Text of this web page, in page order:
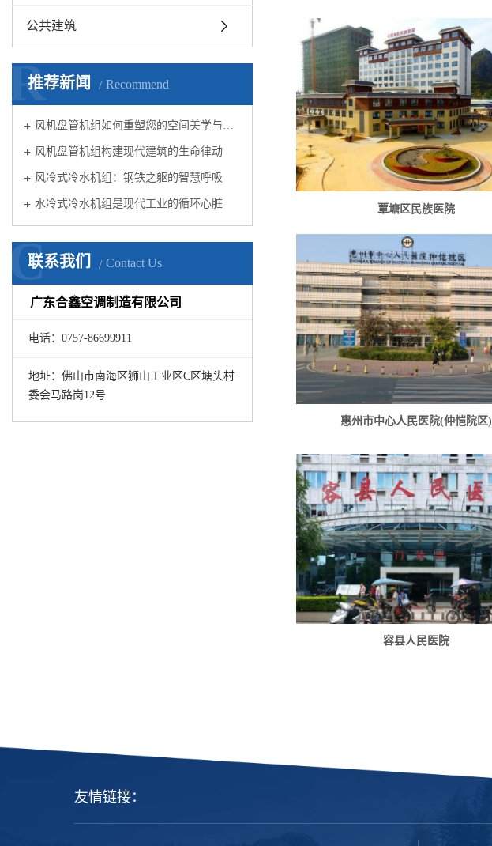
公共建筑
推荐新闻 Recommend
R
风机盘管机组如何重塑您的空间美学与舒适体验
风机盘管机组构建现代建筑的生命律动
风冷式冷水机组：钢铁之躯的智慧呼吸
水冷式冷水机组是现代工业的循环心脏
联系我们 Contact Us
C
广东合鑫空调制造有限公司
电话：0757-86699911
地址：佛山市南海区狮山工业区C区塘头村
委会马路岗12号
覃塘区民族医院
惠州市中心人民医院(仲恺院区)
容县人民医院
友情链接：